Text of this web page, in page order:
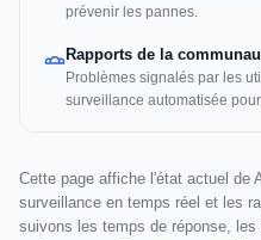
prévenir les pannes.
Rapports de la
Problèmes signalés par les
surveillance automatisée
Cette page affiche l'état actuel de
surveillance en temps réel et les
suivons les temps de réponse,